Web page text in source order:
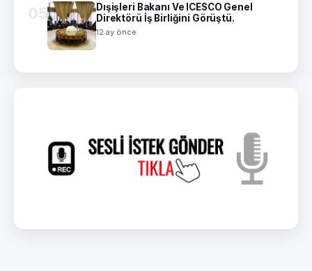
05
Dışişleri Bakanı Ve ICESCO Genel
Direktörü İş Birliğini Görüştü.
12 ay önce